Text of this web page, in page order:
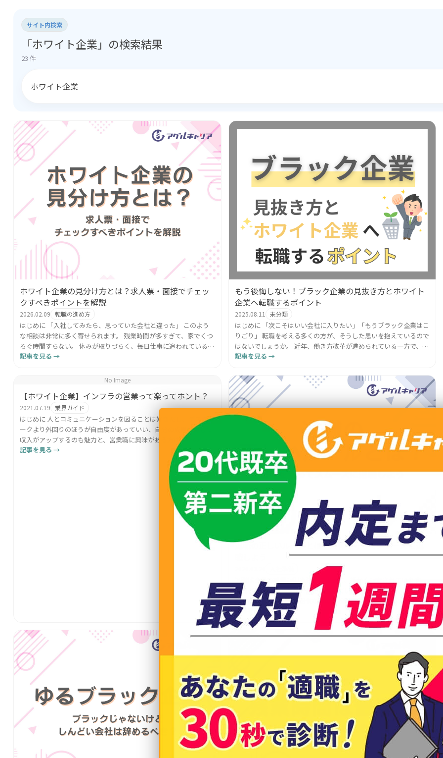
サイト内検索
「ホワイト企業」の検索結果
23 件
検索
ホワイト企業の見分け方とは？求人票・面接でチェッ
クすべきポイントを解説
2026.02.09 転職の進め方
はじめに 「入社してみたら、思っていた会社と違った」 このよう
な相談は非常に多く寄せられます。 残業時間が多すぎて、家でくつ
ろぐ時間すらない。 休みが取りづらく、毎日仕事に追われている。
「次こそは、できるだけ働きやすい環境で働きたい」...
記事を見る →
もう後悔しない！ブラック企業の見抜き方とホワイト
企業へ転職するポイント
2025.08.11 未分類
はじめに 「次こそはいい会社に入りたい」「もうブラック企業はこ
りごり」 転職を考える多くの方が、そうした思いを抱えているので
はないでしょうか。 近年、働き方改革が進められている一方で、過
酷な労働環境やハラスメント、過度なノルマなどを強い...
記事を見る →
No Image
【ホワイト企業】インフラの営業って楽ってホント？
2021.07.19 業界ガイド
はじめに 人とコミュニケーションを図ることは好きだし、デスクワ
ークより外回りのほうが自由度があっていい、自分の成果に応じて
収入がアップするのも魅力と、営業職に興味がある方は多いのでは
ないでしょうか。 もっとも、営業職に興味はあるものの、...
記事を見る →
退職の正しいルールとは？法律を守ってスムーズに退
退職は企業の就業規則や法律によって、細かく規定されています。
退職者や企業が退職ルールを把握していないケースが多く、違法に
なってしまったり損害賠償などの訴訟問題に発展することもありま
す。 お互いが気持ちよく退職するためには、退職ルールや...
記事を見る →